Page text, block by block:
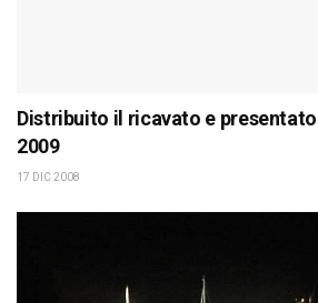
Distribuito il ricavato e
2009
17 DIC 2008